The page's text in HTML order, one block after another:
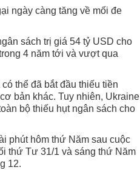
ngày càng tăng về mối đe
sách trị giá 54 tỷ USD cho
4 năm tới và vượt qua
thể đã bắt đầu thiếu tiền
bản khác. Tuy nhiên, Ukraine
bộ thiếu hụt ngân sách cho
phút hôm thứ Năm sau cuộc
thứ Tư 31/1 và sáng thứ Năm
12.